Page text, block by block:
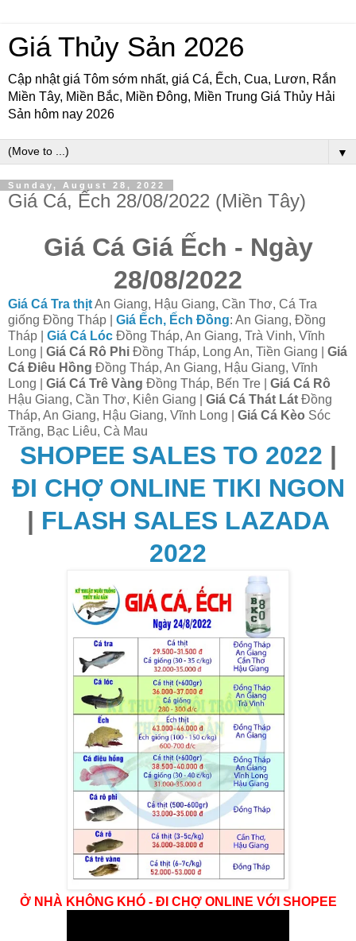
Giá Thủy Sản 2026
Cập nhật giá Tôm sớm nhất, giá Cá, Ếch, Cua, Lươn, Rắn
Miền Tây, Miền Bắc, Miền Đông, Miền Trung Giá Thủy Hải
Sản hôm nay 2026
▼
Sunday, August 28, 2022
Giá Cá, Ếch 28/08/2022 (Miền Tây)
Giá Cá Giá Ếch - Ngày
28/08/2022
Giá Cá Tra thịtAn Giang, Hậu Giang, Cần Thơ, Cá Tra
giống Đồng Tháp | Giá Ếch, Ếch Đồng: An Giang, Đồng
Tháp | Giá Cá Lóc Đồng Tháp, An Giang, Trà Vinh, Vĩnh
Long | Giá Cá Rô Phi Đồng Tháp, Long An, Tiền Giang | Giá
Cá Điêu Hồng Đồng Tháp, An Giang, Hậu Giang, Vĩnh
Long | Giá Cá Trê Vàng Đồng Tháp, Bến Tre | Giá Cá Rô
Hậu Giang, Cần Thơ, Kiên Giang | Giá Cá Thát Lát Đồng
Tháp, An Giang, Hậu Giang, Vĩnh Long | Giá Cá Kèo Sóc
Trăng, Bạc Liêu, Cà Mau
SHOPEE SALES TO 2022 |
ĐI CHỢ ONLINE TIKI NGON
| FLASH SALES LAZADA
2022
Ở NHÀ KHÔNG KHÓ - ĐI CHỢ ONLINE VỚI SHOPEE